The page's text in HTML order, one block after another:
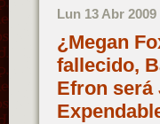
Lun 13 Abr 2009
¿Megan
fallecido,
Efron será